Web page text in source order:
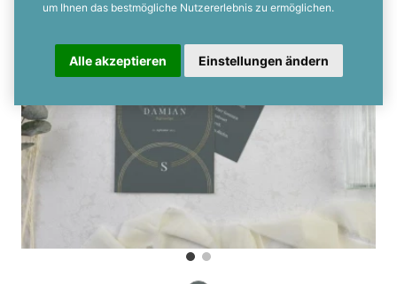
um Ihnen das bestmögliche Nutzererlebnis zu ermöglichen.
Alle akzeptieren Einstellungen ändern